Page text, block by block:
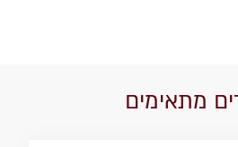
מתאימים